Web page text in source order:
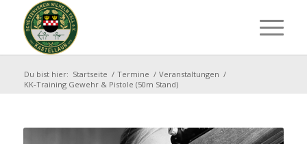
Du bist hier: Startseite / Termine / Veranstaltungen /
KK-Training Gewehr & Pistole (50m Stand)